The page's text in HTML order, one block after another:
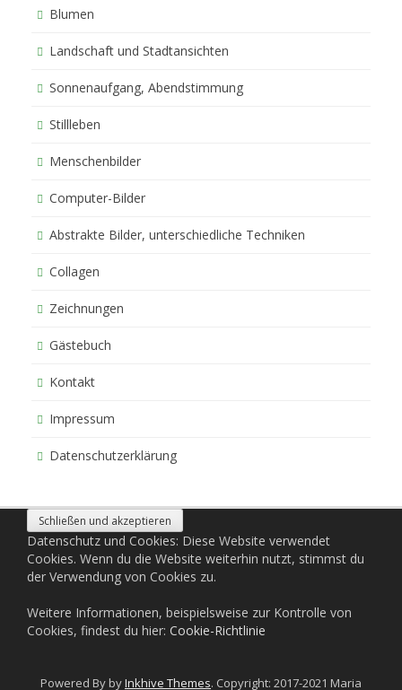
Blumen
Landschaft und Stadtansichten
Sonnenaufgang, Abendstimmung
Stillleben
Menschenbilder
Computer-Bilder
Abstrakte Bilder, unterschiedliche Techniken
Collagen
Zeichnungen
Gästebuch
Kontakt
Impressum
Datenschutzerklärung
Datenschutz und Cookies: Diese Website verwendet
Cookies. Wenn du die Website weiterhin nutzt, stimmst du
der Verwendung von Cookies zu.
Weitere Informationen, beispielsweise zur Kontrolle von
Cookies, findest du hier: Cookie-Richtlinie
Powered By byInkhive Themes. Copyright: 2017-2021 Maria